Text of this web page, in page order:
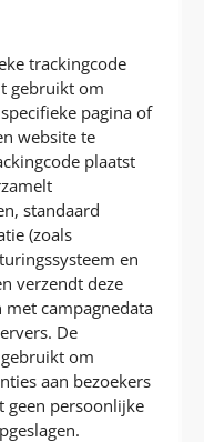
trackingcode
gebruikt om
pagina of
website te
plaatst
standaard
(zoals
en
verzendt deze
campagnedata
De
om
aan bezoekers
geen persoonlijke